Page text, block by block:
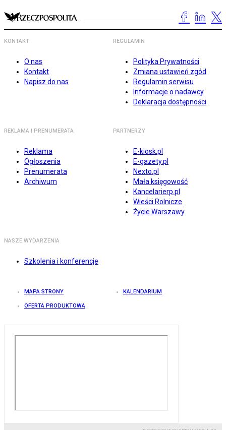
KONTAKT
O nas
Kontakt
Napisz do nas
REGULAMIN
Polityka Prywatności
Zmiana ustawień zgód
Regulamin serwisu
Informacje o nadawcy
Deklaracja dostępności
REKLAMA I PRENUMERATA
Reklama
Ogłoszenia
Prenumerata
Archiwum
PARTNERZY
E-kiosk.pl
E-gazety.pl
Nexto.pl
Mała księgowość
Kancelarierp.pl
Wieści Rolnicze
Życie Warszawy
NASZE WYDARZENIA
Szkolenia i konferencje
MAPA STRONY KALENDARIUM
OFERTA PRODUKTOWA